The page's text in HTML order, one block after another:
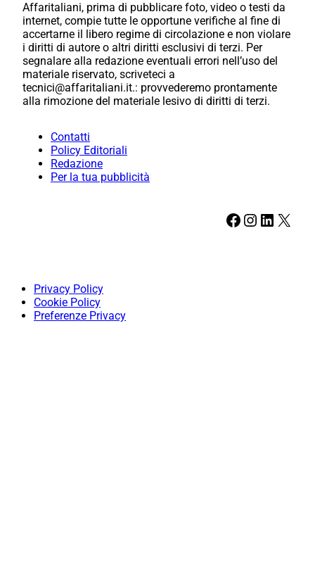
Affaritaliani, prima di pubblicare foto, video o testi da
internet, compie tutte le opportune verifiche al fine di
accertarne il libero regime di circolazione e non violare
i diritti di autore o altri diritti esclusivi di terzi. Per
segnalare alla redazione eventuali errori nell’uso del
materiale riservato, scriveteci a
tecnici@affaritaliani.it.: provvederemo prontamente
alla rimozione del materiale lesivo di diritti di terzi.
Contatti
Policy Editoriali
Redazione
Per la tua pubblicità
Facebook Instagram LinkedIn X
Privacy Policy
Cookie Policy
Preferenze Privacy